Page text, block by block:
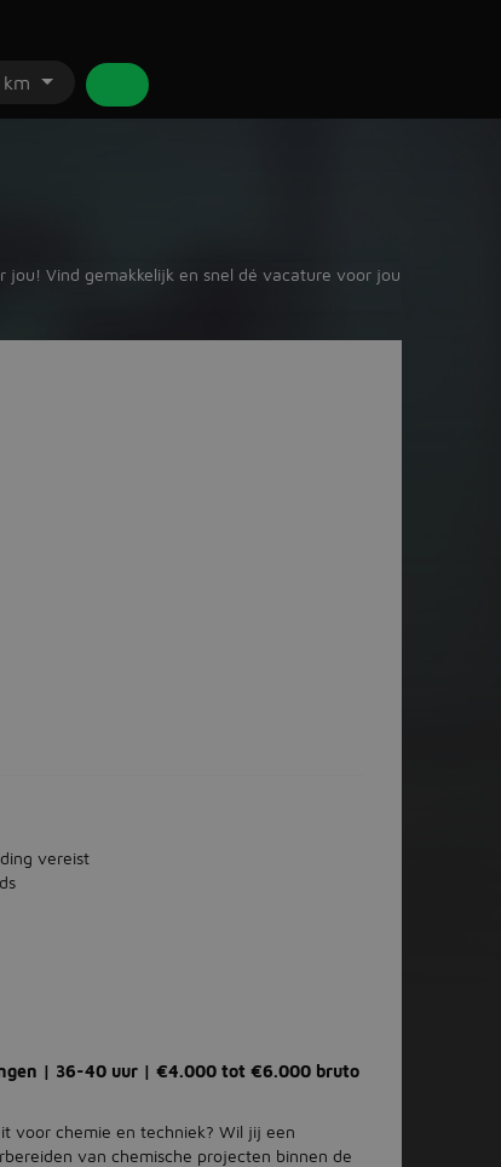
jou! Vind gemakkelijk en snel dé vacature voor jou
vereist
| 36-40 uur | €4.000 tot €6.000 bruto
voor chemie en techniek? Wil jij een
van chemische projecten binnen de